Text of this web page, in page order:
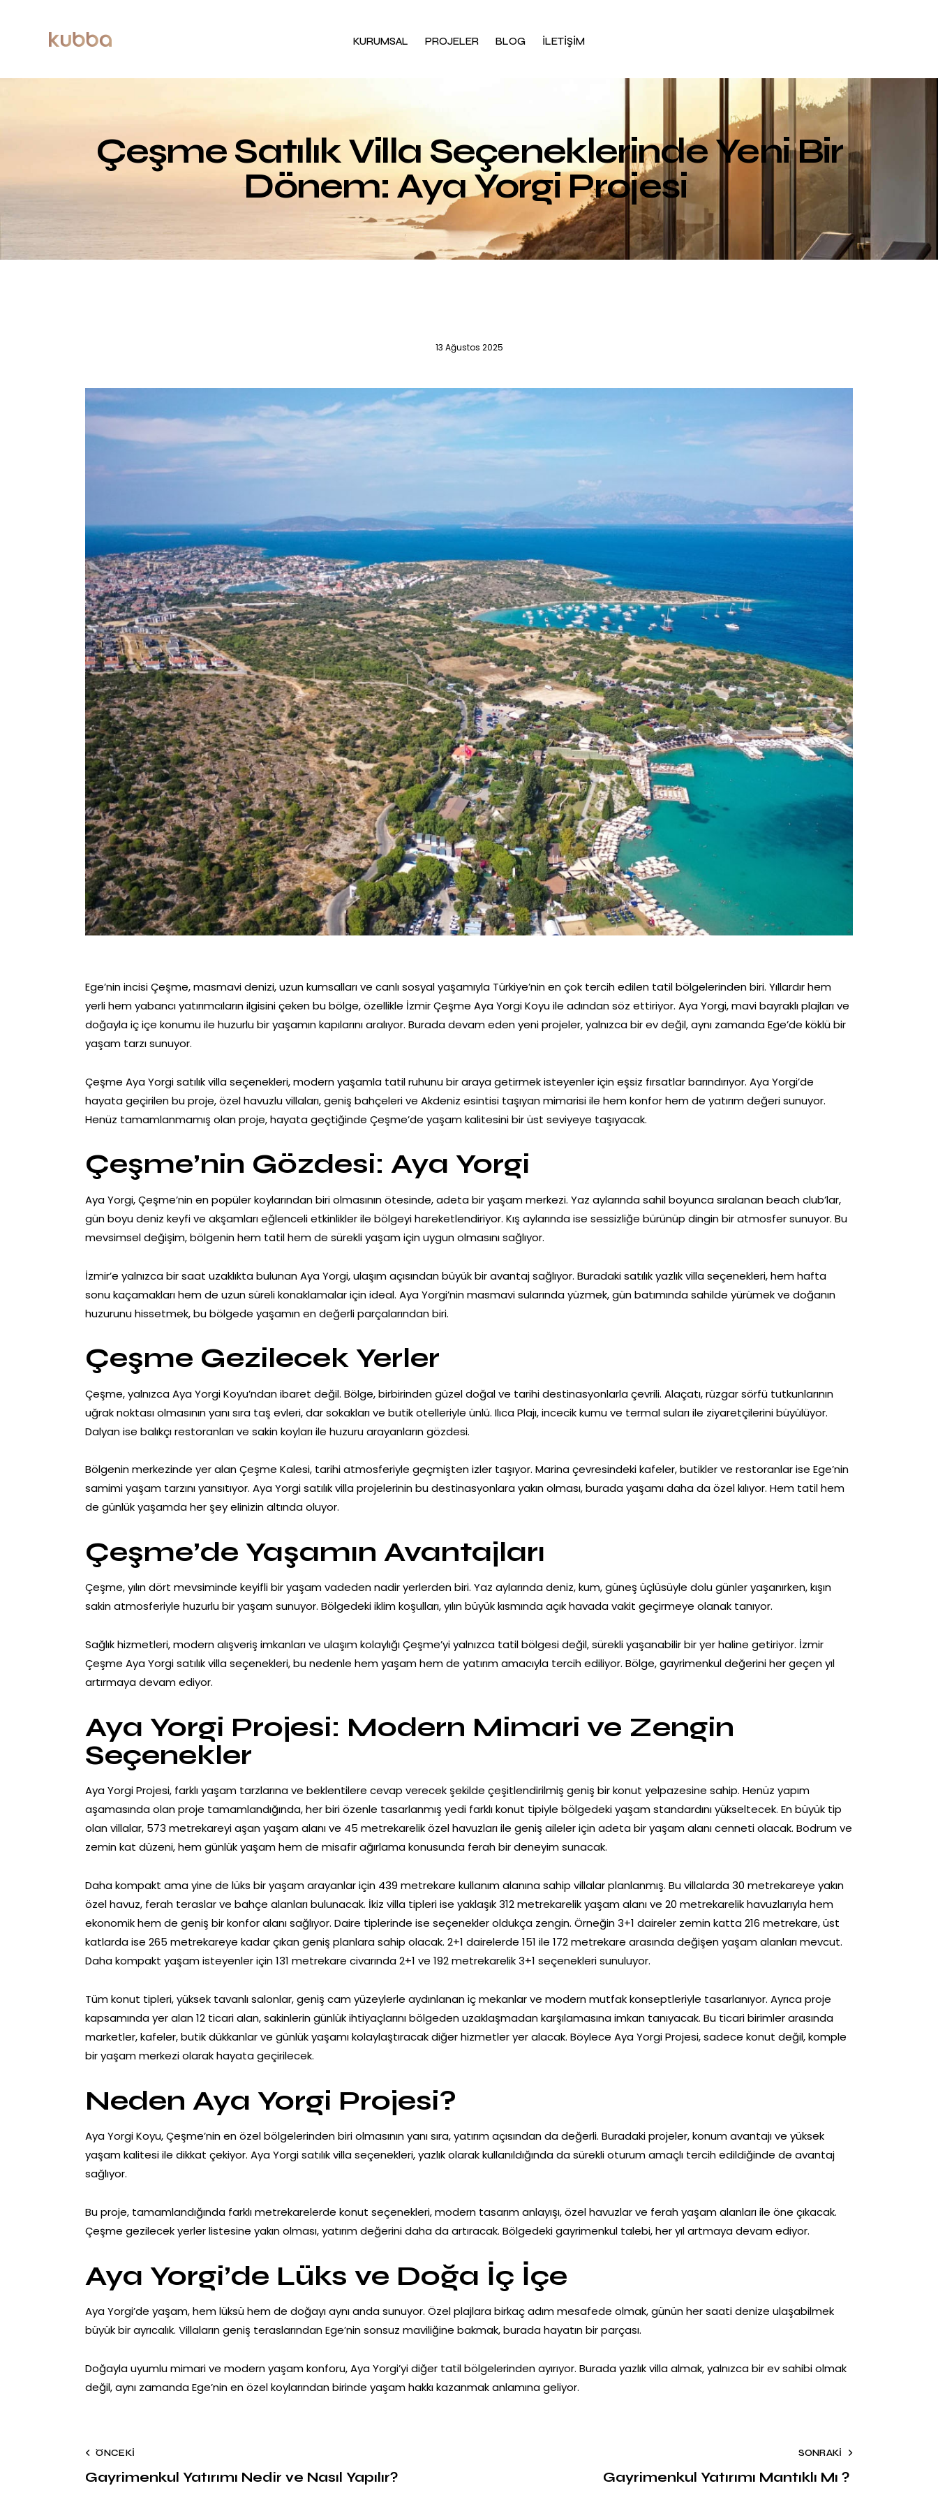
KURUMSAL PROJELER BLOG İLETİŞİM
Çeşme Satılık Villa Seçeneklerinde Yeni Bir
Dönem: Aya Yorgi Projesi
13 Ağustos 2025
Ege’nin incisi Çeşme, masmavi denizi, uzun kumsalları ve canlı sosyal yaşamıyla Türkiye’nin en çok tercih edilen tatil bölgelerinden biri. Yıllardır hem
yerli hem yabancı yatırımcıların ilgisini çeken bu bölge, özellikle İzmir Çeşme Aya Yorgi Koyu ile adından söz ettiriyor. Aya Yorgi, mavi bayraklı plajları ve
doğayla iç içe konumu ile huzurlu bir yaşamın kapılarını aralıyor. Burada devam eden yeni projeler, yalnızca bir ev değil, aynı zamanda Ege’de köklü bir
yaşam tarzı sunuyor.
Çeşme Aya Yorgi satılık villa seçenekleri, modern yaşamla tatil ruhunu bir araya getirmek isteyenler için eşsiz fırsatlar barındırıyor. Aya Yorgi’de
hayata geçirilen bu proje, özel havuzlu villaları, geniş bahçeleri ve Akdeniz esintisi taşıyan mimarisi ile hem konfor hem de yatırım değeri sunuyor.
Henüz tamamlanmamış olan proje, hayata geçtiğinde Çeşme’de yaşam kalitesini bir üst seviyeye taşıyacak.
Çeşme’nin Gözdesi: Aya Yorgi
Aya Yorgi, Çeşme’nin en popüler koylarından biri olmasının ötesinde, adeta bir yaşam merkezi. Yaz aylarında sahil boyunca sıralanan beach club’lar,
gün boyu deniz keyfi ve akşamları eğlenceli etkinlikler ile bölgeyi hareketlendiriyor. Kış aylarında ise sessizliğe bürünüp dingin bir atmosfer sunuyor. Bu
mevsimsel değişim, bölgenin hem tatil hem de sürekli yaşam için uygun olmasını sağlıyor.
İzmir’e yalnızca bir saat uzaklıkta bulunan Aya Yorgi, ulaşım açısından büyük bir avantaj sağlıyor. Buradaki satılık yazlık villa seçenekleri, hem hafta
sonu kaçamakları hem de uzun süreli konaklamalar için ideal. Aya Yorgi’nin masmavi sularında yüzmek, gün batımında sahilde yürümek ve doğanın
huzurunu hissetmek, bu bölgede yaşamın en değerli parçalarından biri.
Çeşme Gezilecek Yerler
Çeşme, yalnızca Aya Yorgi Koyu’ndan ibaret değil. Bölge, birbirinden güzel doğal ve tarihi destinasyonlarla çevrili. Alaçatı, rüzgar sörfü tutkunlarının
uğrak noktası olmasının yanı sıra taş evleri, dar sokakları ve butik otelleriyle ünlü. Ilıca Plajı, incecik kumu ve termal suları ile ziyaretçilerini büyülüyor.
Dalyan ise balıkçı restoranları ve sakin koyları ile huzuru arayanların gözdesi.
Bölgenin merkezinde yer alan Çeşme Kalesi, tarihi atmosferiyle geçmişten izler taşıyor. Marina çevresindeki kafeler, butikler ve restoranlar ise Ege’nin
samimi yaşam tarzını yansıtıyor. Aya Yorgi satılık villa projelerinin bu destinasyonlara yakın olması, burada yaşamı daha da özel kılıyor. Hem tatil hem
de günlük yaşamda her şey elinizin altında oluyor.
Çeşme’de Yaşamın Avantajları
Çeşme, yılın dört mevsiminde keyifli bir yaşam vadeden nadir yerlerden biri. Yaz aylarında deniz, kum, güneş üçlüsüyle dolu günler yaşanırken, kışın
sakin atmosferiyle huzurlu bir yaşam sunuyor. Bölgedeki iklim koşulları, yılın büyük kısmında açık havada vakit geçirmeye olanak tanıyor.
Sağlık hizmetleri, modern alışveriş imkanları ve ulaşım kolaylığı Çeşme’yi yalnızca tatil bölgesi değil, sürekli yaşanabilir bir yer haline getiriyor. İzmir
Çeşme Aya Yorgi satılık villa seçenekleri, bu nedenle hem yaşam hem de yatırım amacıyla tercih ediliyor. Bölge, gayrimenkul değerini her geçen yıl
artırmaya devam ediyor.
Aya Yorgi Projesi: Modern Mimari ve Zengin
Seçenekler
Aya Yorgi Projesi, farklı yaşam tarzlarına ve beklentilere cevap verecek şekilde çeşitlendirilmiş geniş bir konut yelpazesine sahip. Henüz yapım
aşamasında olan proje tamamlandığında, her biri özenle tasarlanmış yedi farklı konut tipiyle bölgedeki yaşam standardını yükseltecek. En büyük tip
olan villalar, 573 metrekareyi aşan yaşam alanı ve 45 metrekarelik özel havuzları ile geniş aileler için adeta bir yaşam alanı cenneti olacak. Bodrum ve
zemin kat düzeni, hem günlük yaşam hem de misafir ağırlama konusunda ferah bir deneyim sunacak.
Daha kompakt ama yine de lüks bir yaşam arayanlar için 439 metrekare kullanım alanına sahip villalar planlanmış. Bu villalarda 30 metrekareye yakın
özel havuz, ferah teraslar ve bahçe alanları bulunacak. İkiz villa tipleri ise yaklaşık 312 metrekarelik yaşam alanı ve 20 metrekarelik havuzlarıyla hem
ekonomik hem de geniş bir konfor alanı sağlıyor. Daire tiplerinde ise seçenekler oldukça zengin. Örneğin 3+1 daireler zemin katta 216 metrekare, üst
katlarda ise 265 metrekareye kadar çıkan geniş planlara sahip olacak. 2+1 dairelerde 151 ile 172 metrekare arasında değişen yaşam alanları mevcut.
Daha kompakt yaşam isteyenler için 131 metrekare civarında 2+1 ve 192 metrekarelik 3+1 seçenekleri sunuluyor.
Tüm konut tipleri, yüksek tavanlı salonlar, geniş cam yüzeylerle aydınlanan iç mekanlar ve modern mutfak konseptleriyle tasarlanıyor. Ayrıca proje
kapsamında yer alan 12 ticari alan, sakinlerin günlük ihtiyaçlarını bölgeden uzaklaşmadan karşılamasına imkan tanıyacak. Bu ticari birimler arasında
marketler, kafeler, butik dükkanlar ve günlük yaşamı kolaylaştıracak diğer hizmetler yer alacak. Böylece Aya Yorgi Projesi, sadece konut değil, komple
bir yaşam merkezi olarak hayata geçirilecek.
Neden Aya Yorgi Projesi?
Aya Yorgi Koyu, Çeşme’nin en özel bölgelerinden biri olmasının yanı sıra, yatırım açısından da değerli. Buradaki projeler, konum avantajı ve yüksek
yaşam kalitesi ile dikkat çekiyor. Aya Yorgi satılık villa seçenekleri, yazlık olarak kullanıldığında da sürekli oturum amaçlı tercih edildiğinde de avantaj
sağlıyor.
Bu proje, tamamlandığında farklı metrekarelerde konut seçenekleri, modern tasarım anlayışı, özel havuzlar ve ferah yaşam alanları ile öne çıkacak.
Çeşme gezilecek yerler listesine yakın olması, yatırım değerini daha da artıracak. Bölgedeki gayrimenkul talebi, her yıl artmaya devam ediyor.
Aya Yorgi’de Lüks ve Doğa İç İçe
Aya Yorgi’de yaşam, hem lüksü hem de doğayı aynı anda sunuyor. Özel plajlara birkaç adım mesafede olmak, günün her saati denize ulaşabilmek
büyük bir ayrıcalık. Villaların geniş teraslarından Ege’nin sonsuz maviliğine bakmak, burada hayatın bir parçası.
Doğayla uyumlu mimari ve modern yaşam konforu, Aya Yorgi’yi diğer tatil bölgelerinden ayırıyor. Burada yazlık villa almak, yalnızca bir ev sahibi olmak
değil, aynı zamanda Ege’nin en özel koylarından birinde yaşam hakkı kazanmak anlamına geliyor.
ÖNCEKI
Gayrimenkul Yatırımı Nedir ve Nasıl Yapılır?
SONRAKI
Gayrimenkul Yatırımı Mantıklı Mı ?